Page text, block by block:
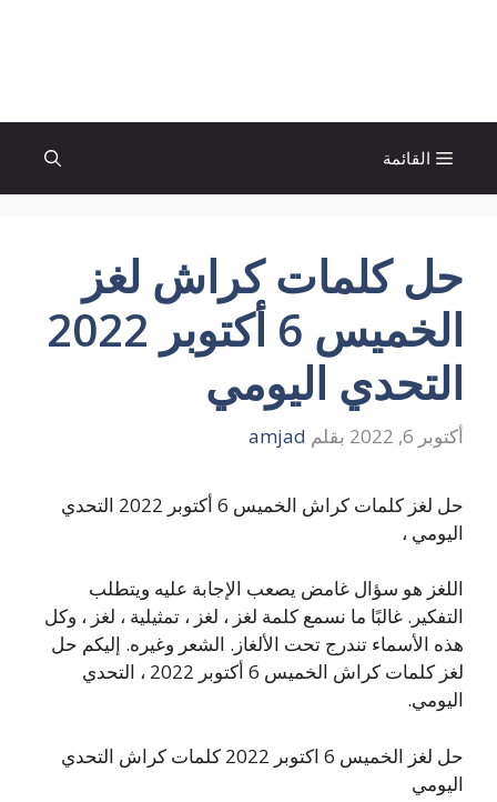
القائمة
حل كلمات كراش لغز
الخميس 6 أكتوبر 2022
التحدي اليومي
أكتوبر 6, 2022 بقلم amjad
حل لغز كلمات كراش الخميس 6 أكتوبر 2022 التحدي
اليومي ،
اللغز هو سؤال غامض يصعب الإجابة عليه ويتطلب
التفكير. غالبًا ما نسمع كلمة لغز ، لغز ، تمثيلية ، لغز ، وكل
هذه الأسماء تندرج تحت الألغاز. الشعر وغيره. إليكم حل
لغز كلمات كراش الخميس 6 أكتوبر 2022 ، التحدي
اليومي.
حل لغز الخميس 6 اكتوبر 2022 كلمات كراش التحدي
اليومي